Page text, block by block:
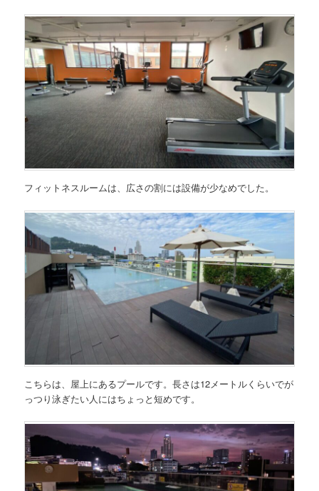
フィットネスルームは、広さの割には設備が少なめでした。
こちらは、屋上にあるプールです。長さは12メートルくらいでが
っつり泳ぎたい人にはちょっと短めです。